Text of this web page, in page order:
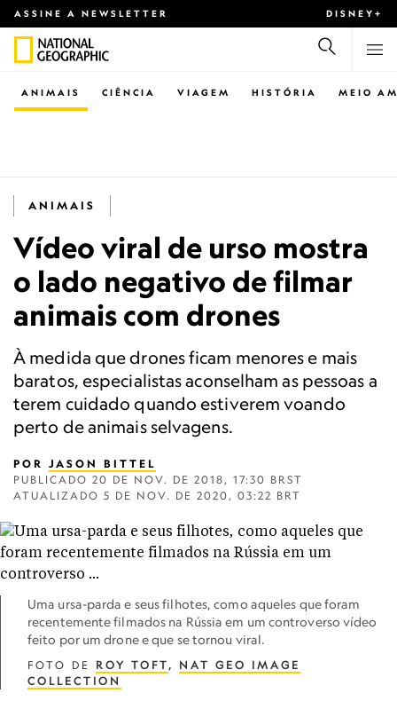
ASSINE A NEWSLETTER DISNEY+
CIÊNCIA VIAGEM
ANIMAIS HISTÓRIA MEIO
ANIMAIS
Vídeo viral de urso mostra
o lado negativo de filmar
animais com drones
À medida que drones ficam menores e mais
baratos, especialistas aconselham as pessoas a
terem cuidado quando estiverem voando
perto de animais selvagens.
POR JASON BITTEL
PUBLICADO 20 DE NOV. DE 2018, 17:30 BRST
ATUALIZADO 5 DE NOV. DE 2020, 03:22 BRT
Uma ursa-parda e seus filhotes, como aqueles que foram
recentemente filmados na Rússia em um controverso vídeo
feito por um drone e que se tornou viral.
FOTO DE ROY TOFT, NAT GEO IMAGE
COLLECTION